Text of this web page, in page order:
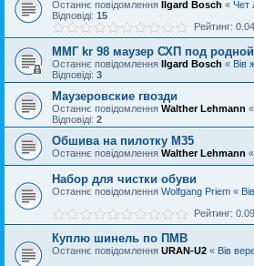
Останнє повідомлення Ilgard Bosch « Чет
Відповіді: 15
Рейтинг:
ММГ kr 98 маузер СХП под
Останнє повідомлення Ilgard Bosch « Вів
Відповіді: 3
Маузеровские гвозди
Останнє повідомлення Walther Lehmann «
Відповіді: 2
Обшива на пилотку М35
Останнє повідомлення Walther Lehmann «
Набор для чистки обуви
Останнє повідомлення Wolfgang Priem «
Рейтинг:
Куплю шинель по ПМВ
Останнє повідомлення URAN-U2 « Вів